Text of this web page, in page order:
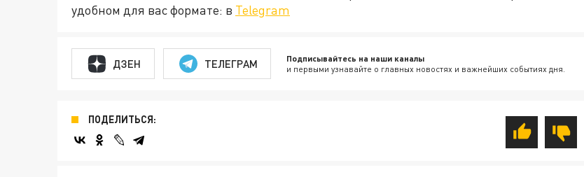
удобном для вас формате: в Telegram
ДЗЕН ТЕЛЕГРАМ Подписывайтесь на наши каналы
и первыми узнавайте о главных новостях и важнейших событиях дня.
ПОДЕЛИТЬСЯ: